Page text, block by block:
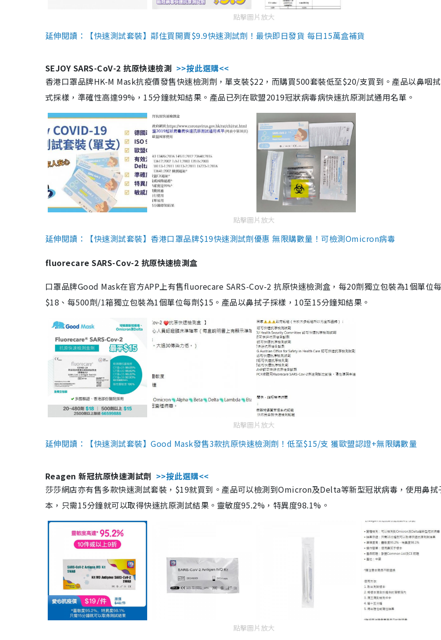
點擊圖片放大
延伸閱讀：【快速測試套裝】鄰住買開賣$9.9快速測試劑！最快即日發貨 每日15萬盒補貨
SEJOY SARS-CoV-2 抗原快速檢測 >>按此選購<<
香港口罩品牌HK-M Mask抗疫價發售快速檢測劑，單支裝$22，而購買500套裝低至$20/支買到。產品以鼻咽
式採樣，準確性高達99%，15分鐘就知結果。產品已列在歐盟2019冠狀病毒病快速抗原測試通用名單。
點擊圖片放大
延伸閱讀：【快速測試套裝】香港口罩品牌$19快速測試劑優惠 無限購數量！可檢測Omicron病毒
fluorecare SARS-Cov-2 抗原快速檢測盒
口罩品牌Good Mask在官方APP上有售fluorecare SARS-Cov-2 抗原快速檢測盒，每20劑獨立包裝為1個單位
$18、每500劑/1箱獨立包裝為1個單位每劑$15。產品以鼻拭子採樣，10至15分鐘知結果。
點擊圖片放大
延伸閱讀：【快速測試套裝】Good Mask發售3款抗原快速檢測劑！低至$15/支 獲歐盟認證+無限購數量
Reagen 新冠抗原快速測試劑 >>按此選購<<
莎莎網店亦有售多款快速測試套裝，$19就買到。產品可以檢測到Omicron及Delta等新型冠狀病毒，使用鼻拭
本，只需15分鐘就可以取得快速抗原測試結果。靈敏度95.2%，特異度98.1%。
點擊圖片放大